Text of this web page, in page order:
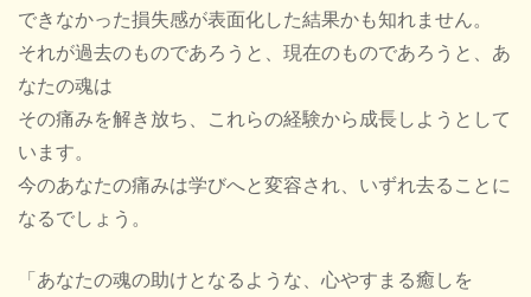
できなかった損失感が表面化した結果かも知れません。
それが過去のものであろうと、現在のものであろうと、あ
なたの魂は
その痛みを解き放ち、これらの経験から成長しようとして
います。
今のあなたの痛みは学びへと変容され、いずれ去ることに
なるでしょう。
「あなたの魂の助けとなるような、心やすまる癒しを